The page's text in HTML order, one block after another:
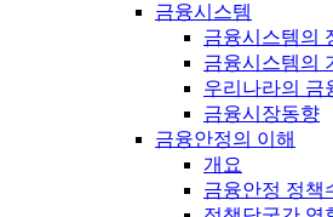
금융시스템
금융시스템의
금융시스템의
우리나라의 금
금융시장동향
금융안정의 이해
개요
금융안정 정책